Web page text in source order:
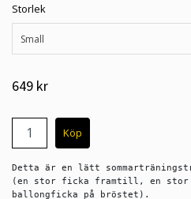
Storlek
Small
649 kr
Detta är en lätt
(en stor ficka framtill, en
ballongficka på bröstet).